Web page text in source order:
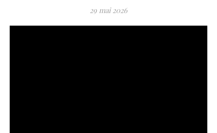
29 mai 2026